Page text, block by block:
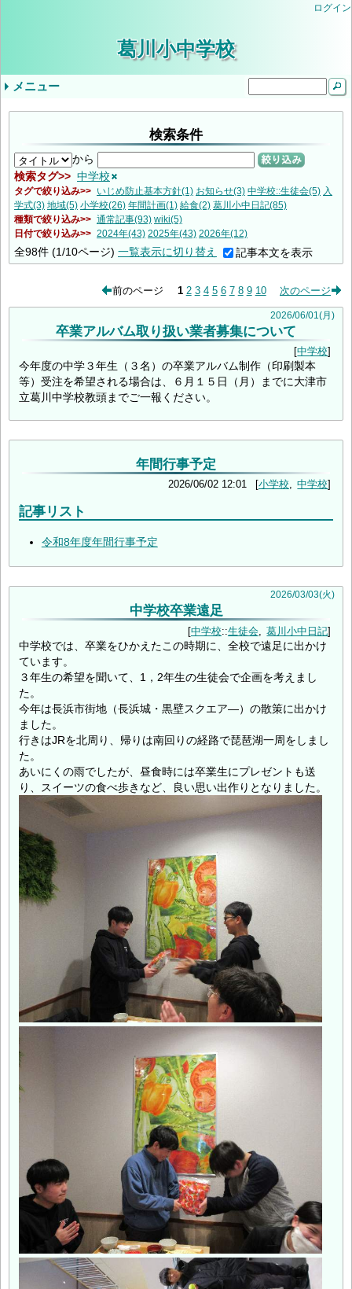
ログイン
葛川小中学校
メニュー
ドロップダウンメニュー
いじめ防止基本方針（中学校）
令和8年度年間行事予定
気象警報発表時/災害発生時の臨時休業等の判
断基準
9月5日（金）の授業について
令和6年度学校評価
令和7年度学校評価
入学を希望されるみなさま
学校公開の実施について（ご案内）
最近の記事
第２回学校公開日（R9入学希望者向）
小学３・４年やまのこ学習・中学1年ふるさと
体験学習
タグ
生徒会 (5)
いじめ防止基本方針 (1)検索条件
から 絞り込み
検索タグ 中学校
タグで絞り込み いじめ防止基本方針(1) お知らせ(3) 中学校::生徒会(5) 入
学式(3) 地域(5) 小学校(26) 年間計画(1) 給食(2) 葛川小中日記(85)
種類で絞り込み
通常記事(93) wiki(5)
日付で絞り込み
2024年(43) 2025年(43) 2026年(12)
全98件 (1/10ページ) 一覧表示に切り替え 記事本文を表示
前のページ 1 2 3 4 5 6 7 8 9 10 次のページ
2026/06/01 (月)
卒業アルバム取り扱い業者募集について
中学校
今年度の中学３年生（３名）の卒業アルバム制作（印刷製本
等）受注を希望される場合は、６月１５日（月）までに大津市
立葛川中学校教頭までご一報ください。
年間行事予定
2026/06/02 12:01 小学校 中学校
記事リスト
令和8年度年間行事予定
2026/03/03(火)
中学校卒業遠足
中学校::生徒会 葛川小中日記
中学校では、卒業をひかえたこの時期に、全校で遠足に出かけ
ています。
３年生の希望を聞いて、1，2年生の生徒会で企画を考えまし
た。
今年は長浜市街地（長浜城・黒壁スクエア―）の散策に出かけ
ました。
行きはJRを北周り、帰りは南回りの経路で琵琶湖一周をしまし
た。
あいにくの雨でしたが、昼食時には卒業生にプレゼントも送
り、スイーツの食べ歩きなど、良い思い出作りとなりました。